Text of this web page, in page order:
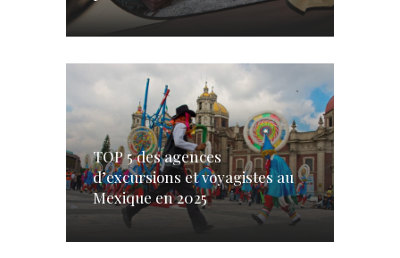
TOP 5 des agences
d’excursions et voyagistes au
Mexique en 2025